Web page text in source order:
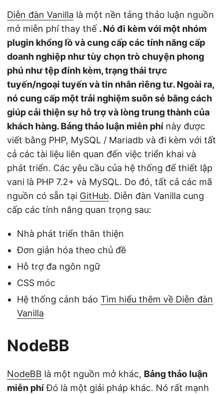
Diễn đàn Vanilla là một nền tảng thảo luận nguồn
mở miễn phí thay thế . Nó đi kèm với một nhóm
plugin khổng lồ và cung cấp các tính năng cấp
doanh nghiệp như tùy chọn trò chuyện phong
phú như tệp đính kèm, trạng thái trực
tuyến/ngoại tuyến và tin nhắn riêng tư. Ngoài ra,
nó cung cấp một trải nghiệm suôn sẻ bằng cách
giúp cải thiện sự hỗ trợ và lòng trung thành của
khách hàng. Bảng thảo luận miễn phí này được
viết bằng PHP, MySQL / Mariadb và đi kèm với tất
cả các tài liệu liên quan đến việc triển khai và
phát triển. Các yêu cầu của hệ thống để thiết lập
vani là PHP 7.2+ và MySQL. Do đó, tất cả các mã
nguồn có sẵn tại GitHub. Diễn đàn Vanilla cung
cấp các tính năng quan trọng sau:
Nhà phát triển thân thiện
Đơn giản hóa theo chủ đề
Hỗ trợ đa ngôn ngữ
CSS móc
Hệ thống cảnh báo Tìm hiểu thêm về Diễn đàn
Vanilla
NodeBB
NodeBB là một nguồn mở khác, Bảng thảo luận
miễn phíĐó là một giải pháp khác. Nó rất mạnh